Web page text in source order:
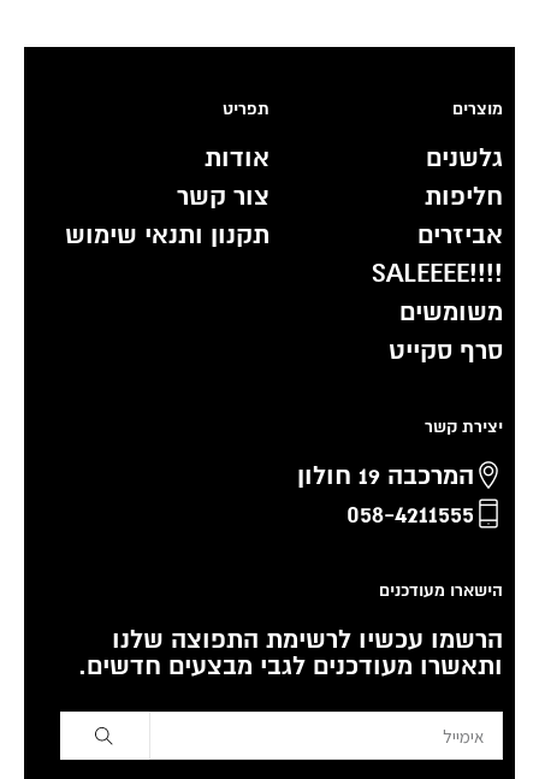
מוצרים
גלשנים
חליפות
אביזרים
!!!!SALEEEE
משומשים
סרף סקייט
תפריט
אודות
צור קשר
תקנון ותנאי שימוש
יצירת קשר
המרכבה 19 חולון
058-4211555
הישארו מעודכנים
הרשמו עכשיו לרשימת התפוצה שלנו
ותאשרו מעודכנים לגבי מבצעים חדשים.